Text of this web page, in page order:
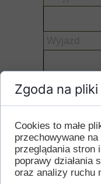
Zgoda na
Cookies to małe
przechowywane
przeglądania stron
poprawy działania
oraz analizy ruchu